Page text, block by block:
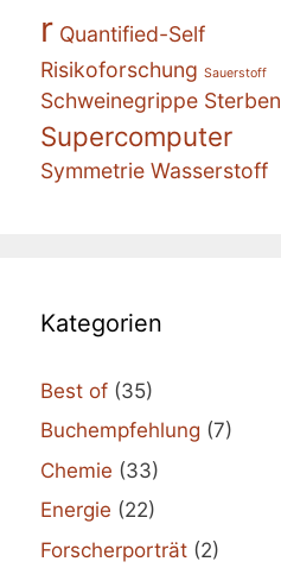
r Quantified-Self
Risikoforschung Sauerstoff
Schweinegrippe Sterben
Supercomputer
Symmetrie Wasserstoff
Kategorien
Best of (35)
Buchempfehlung (7)
Chemie (33)
Energie (22)
Forscherporträt (2)